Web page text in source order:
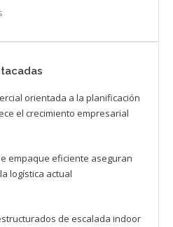
orientada a la planificación
el crecimiento empresarial
empaque eficiente aseguran
logística actual
de escalada indoor